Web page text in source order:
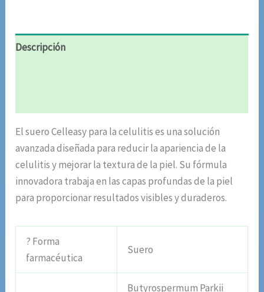
Descripción
El suero Celleasy para la celulitis es una solución
avanzada diseñada para reducir la apariencia de la
celulitis y mejorar la textura de la piel. Su fórmula
innovadora trabaja en las capas profundas de la piel
para proporcionar resultados visibles y duraderos.
? Forma
farmacéutica
Suero
Butyrospermum Parkii